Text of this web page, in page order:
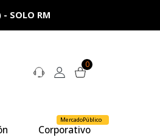
0
Corporativo
MercadoPúblico
- SOLO RM